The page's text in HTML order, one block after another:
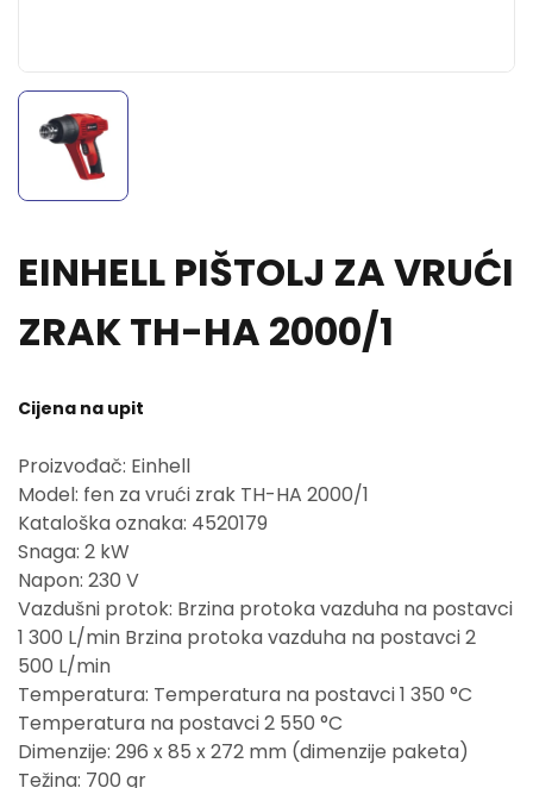
EINHELL PIŠTOLJ ZA VRUĆI
ZRAK TH-HA 2000/1
Cijena na upit
Proizvođač: Einhell
Model: fen za vrući zrak TH-HA 2000/1
Kataloška oznaka: 4520179
Snaga: 2 kW
Napon: 230 V
Vazdušni protok: Brzina protoka vazduha na postavci
1 300 L/min Brzina protoka vazduha na postavci 2
500 L/min
Temperatura: Temperatura na postavci 1 350 °C
Temperatura na postavci 2 550 °C
Dimenzije: 296 x 85 x 272 mm (dimenzije paketa)
Težina: 700 gr